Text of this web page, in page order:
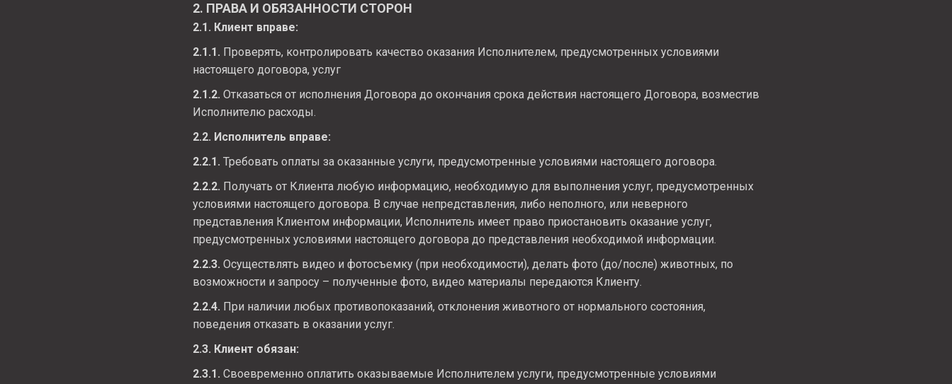
2. ПРАВА И ОБЯЗАННОСТИ СТОРОН
2.1. Клиент вправе:
2.1.1. Проверять, контролировать качество оказания Исполнителем, предусмотренных условиями
настоящего договора, услуг
2.1.2. Отказаться от исполнения Договора до окончания срока действия настоящего Договора, возместив
Исполнителю расходы.
2.2. Исполнитель вправе:
2.2.1. Требовать оплаты за оказанные услуги, предусмотренные условиями настоящего договора.
2.2.2. Получать от Клиента любую информацию, необходимую для выполнения услуг, предусмотренных
условиями настоящего договора. В случае непредставления, либо неполного, или неверного
представления Клиентом информации, Исполнитель имеет право приостановить оказание услуг,
предусмотренных условиями настоящего договора до представления необходимой информации.
2.2.3. Осуществлять видео и фотосъемку (при необходимости), делать фото (до/после) животных, по
возможности и запросу – полученные фото, видео материалы передаются Клиенту.
2.2.4. При наличии любых противопоказаний, отклонения животного от нормального состояния,
поведения отказать в оказании услуг.
2.3. Клиент обязан:
2.3.1. Своевременно оплатить оказываемые Исполнителем услуги, предусмотренные условиями